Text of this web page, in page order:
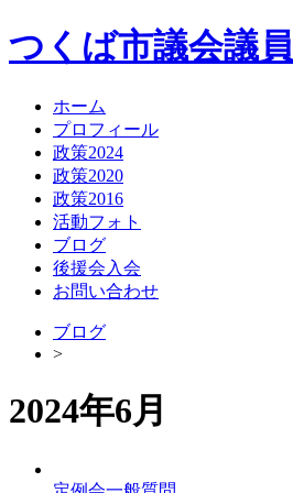
つくば市議会議員
ホーム
プロフィール
政策2024
政策2020
政策2016
活動フォト
ブログ
後援会入会
お問い合わせ
ブログ
>
2024年6月